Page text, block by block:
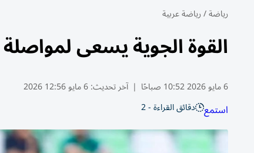
رياضة/رياضة عربية
القوة الجوية يسعى لمواصلة
6 مايو 2026 10:52 صباحًا | آخر تحديث:6 مايو 12:56 2026
استمع دقائق القراءة - 2